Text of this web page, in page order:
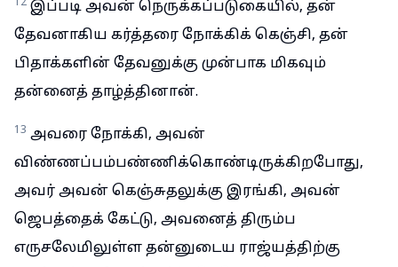
12 இப்படி அவன் நெருக்கப்படுகையில், தன்
தேவனாகிய கர்த்தரை நோக்கிக் கெஞ்சி, தன்
பிதாக்களின் தேவனுக்கு முன்பாக மிகவும்
தன்னைத் தாழ்த்தினான்.
13 அவரை நோக்கி, அவன்
விண்ணப்பம்பண்ணிக்கொண்டிருக்கிறபோது,
அவர் அவன் கெஞ்சுதலுக்கு இரங்கி, அவன்
ஜெபத்தைக் கேட்டு, அவனைத் திரும்ப
எருசலேமிலுள்ள தன்னுடைய ராஜ்யத்திற்கு